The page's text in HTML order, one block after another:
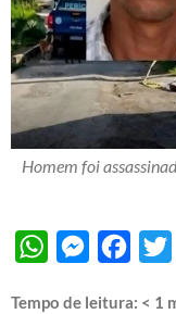
Homem foi
WhatsAppMessenger
Tempo de leitura: < 1